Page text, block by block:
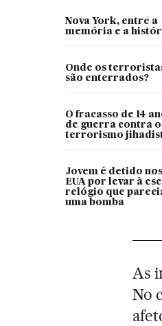
Nova York, entre a
memória e a
Onde os
são enterrados?
O fracasso de 14
de guerra contra o
terrorismo
Jovem é detido nos
EUA por levar à
relógio que
uma bomba
As
No